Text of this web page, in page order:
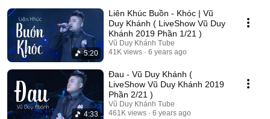
Hưng , Đạt G , Dương Hoàng Yến
5:20
Liên Khúc Buồn - Khóc | Vũ
Duy Khánh ( LiveShow Vũ Duy
Khánh 2019 Phần 1/21 )
Vũ Duy Khánh Tube
41K views
6 years ago
4:33
Đau - Vũ Duy Khánh (
LiveShow Vũ Duy Khánh 2019
Phần 2/21 )
Vũ Duy Khánh Tube
461K views
6 years ago